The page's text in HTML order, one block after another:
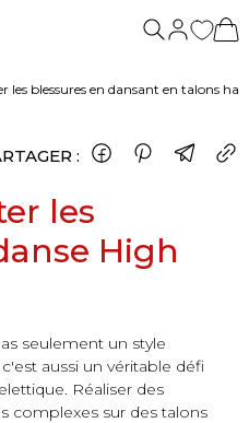
les blessures en dansant en talons
:
les
High
seulement un style
aussi un véritable défi
Réaliser des
complexes sur des talons